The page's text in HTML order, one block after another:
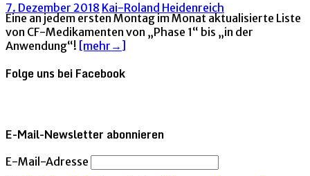
7. Dezember 2018 Kai-Roland Heidenreich
Eine an jedem ersten Montag im Monat aktualisierte Liste
von CF-Medikamenten von „Phase 1“ bis „in der
Anwendung“! [mehr→]
Folge uns bei Facebook
E-Mail-Newsletter abonnieren
E-Mail-Adresse